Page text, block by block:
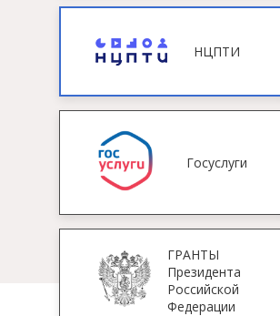
НЦПТИ
Госуслуги
ГРАНТЫ
Президента
Российской
Федерации